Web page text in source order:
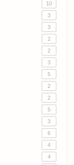
10
3
3
2
2
3
5
2
2
5
3
6
4
4